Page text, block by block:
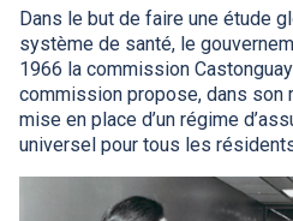
Dans le but de faire une étude
système de santé, le
1966 la commission
commission propose, dans son
mise en place d’un régime
universel pour tous les